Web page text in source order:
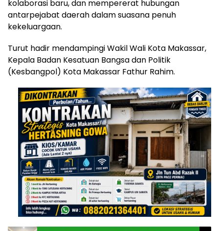
kolaborasi baru, dan mempererat hubungan
antarpejabat daerah dalam suasana penuh
kekeluargaan.
Turut hadir mendampingi Wakil Wali Kota Makassar,
Kepala Badan Kesatuan Bangsa dan Politik
(Kesbangpol) Kota Makassar Fathur Rahim.